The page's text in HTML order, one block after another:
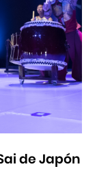
de Japón